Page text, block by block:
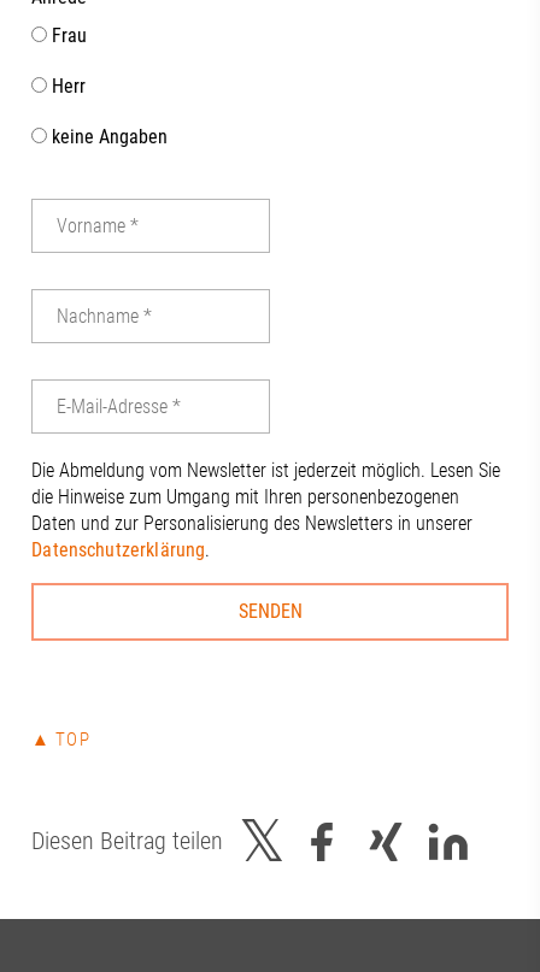
Frau
Herr
keine Angaben
Die Abmeldung vom Newsletter ist jederzeit möglich. Lesen Sie
die Hinweise zum Umgang mit Ihren personenbezogenen
Daten und zur Personalisierung des Newsletters in unserer
Datenschutzerklärung.
▲ TOP
Diesen Beitrag teilen